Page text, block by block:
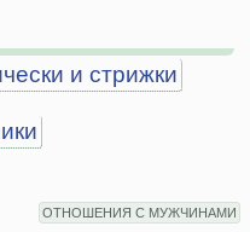
и стрижки
ОТНОШЕНИЯ С МУЖЧИНАМИ